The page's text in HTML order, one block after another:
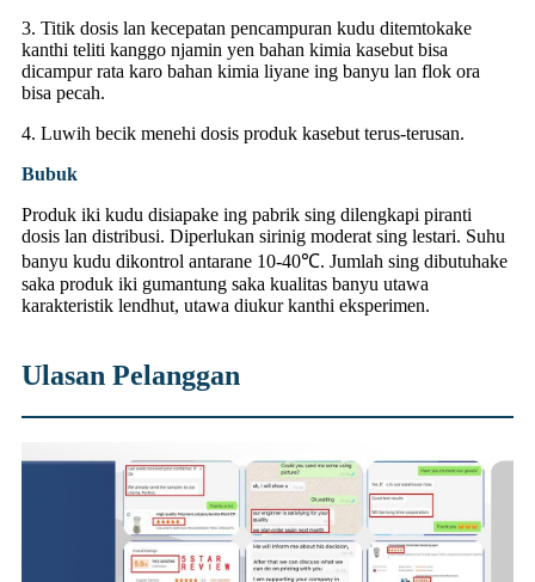
3. Titik dosis lan kecepatan pencampuran kudu ditemtokake
kanthi teliti kanggo njamin yen bahan kimia kasebut bisa
dicampur rata karo bahan kimia liyane ing banyu lan flok ora
bisa pecah.
4. Luwih becik menehi dosis produk kasebut terus-terusan.
Bubuk
Produk iki kudu disiapake ing pabrik sing dilengkapi piranti
dosis lan distribusi. Diperlukan sirinig moderat sing lestari. Suhu
banyu kudu dikontrol antarane 10-40℃. Jumlah sing dibutuhake
saka produk iki gumantung saka kualitas banyu utawa
karakteristik lendhut, utawa diukur kanthi eksperimen.
Ulasan Pelanggan